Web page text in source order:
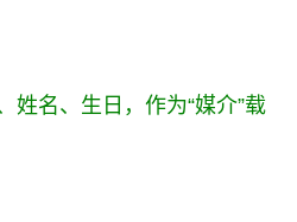
姓名、生日，作为“媒介”载